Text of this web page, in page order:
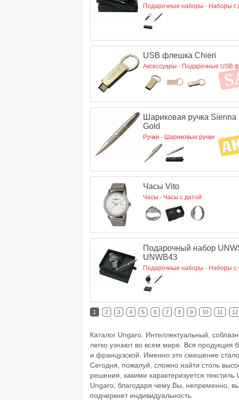
Подарочные наборы - Наборы с
USB флешка Chieri
Аксессуары - Подарочные USB
Шариковая ручка Sienna
Gold
Ручки - Шариковые ручки
Часы Vito
Часы - Часы с датой
Подарочный набор
UNWB43
Подарочные наборы - Наборы с
1 2 3 4 5 6 7 8 9 10 11 12
Каталог Ungaro. Интеллектуальный,
легко узнают во всем мире. Вся продукция
и французской. Именно это смешение
Сегодня, пожалуй, сложно найти столь
решения, какими характеризуется
Ungaro, благодаря чему Вы, непременно,
подчеркнет индивидуальность.